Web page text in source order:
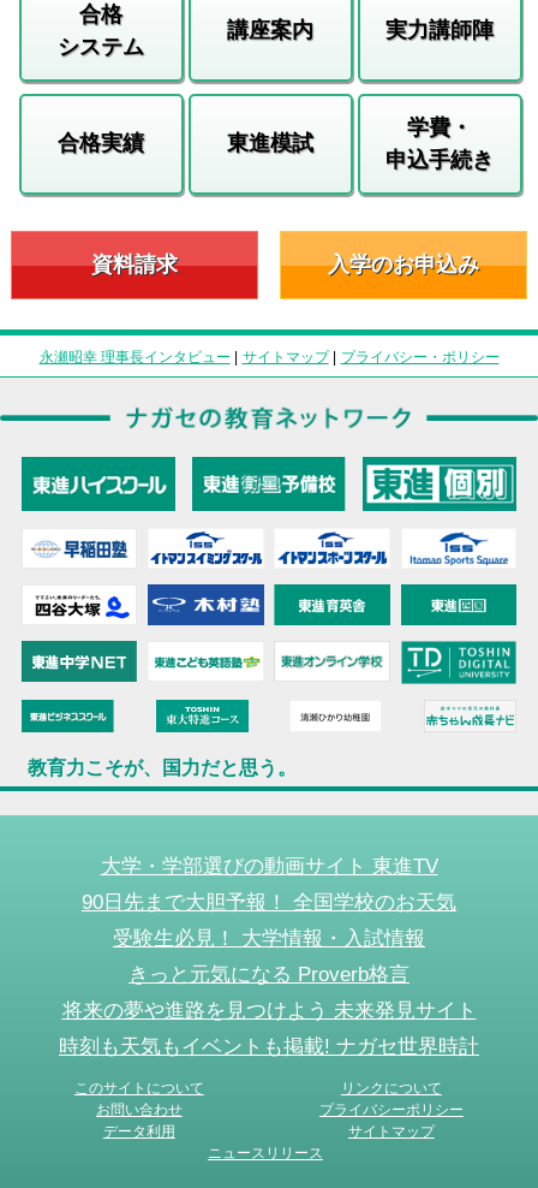
合格
システム
講座案内 実力講師陣
合格実績 東進模試
学費・
申込手続き
資料請求 入学のお申込み
永瀬昭幸 理事長インタビュー | サイトマップ| プライバシー・ポリシー
教育力こそが、国力だと思う。
大学・学部選びの動画サイト 東進TV
90日先まで大胆予報！ 全国学校のお天気
受験生必見！ 大学情報・入試情報
きっと元気になる Proverb格言
将来の夢や進路を見つけよう 未来発見サイト
時刻も天気もイベントも掲載! ナガセ世界時計
このサイトについて
リンクについて
お問い合わせ
プライバシーポリシー
データ利用
サイトマップ
ニュースリリース